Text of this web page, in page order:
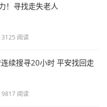
！寻找走失老人
3125 阅读
续搜寻20小时 平安找回走
9817 阅读